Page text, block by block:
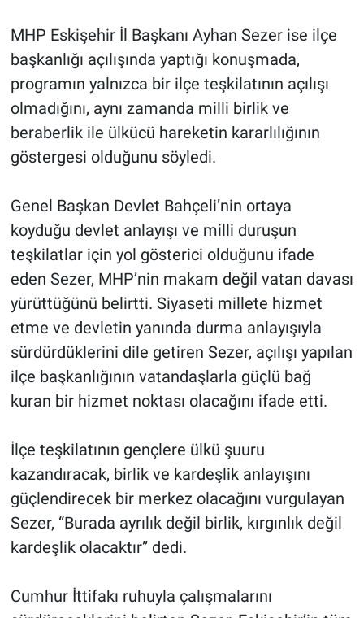
MHP Eskişehir İl Başkanı Ayhan Sezer ise ilçe
başkanlığı açılışında yaptığı konuşmada,
programın yalnızca bir ilçe teşkilatının açılışı
olmadığını, aynı zamanda milli birlik ve
beraberlik ile ülkücü hareketin kararlılığının
göstergesi olduğunu söyledi.
Genel Başkan Devlet Bahçeli’nin ortaya
koyduğu devlet anlayışı ve milli duruşun
teşkilatlar için yol gösterici olduğunu ifade
eden Sezer, MHP’nin makam değil vatan davası
yürüttüğünü belirtti. Siyaseti millete hizmet
etme ve devletin yanında durma anlayışıyla
sürdürdüklerini dile getiren Sezer, açılışı yapılan
ilçe başkanlığının vatandaşlarla güçlü bağ
kuran bir hizmet noktası olacağını ifade etti.
İlçe teşkilatının gençlere ülkü şuuru
kazandıracak, birlik ve kardeşlik anlayışını
güçlendirecek bir merkez olacağını vurgulayan
Sezer, “Burada ayrılık değil birlik, kırgınlık değil
kardeşlik olacaktır” dedi.
Cumhur İttifakı ruhuyla çalışmalarını